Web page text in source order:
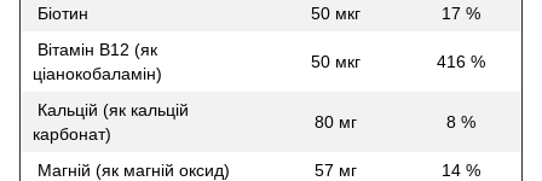
Біотин
50 мкг
17 %
Вітамін В12 (як
ціанокобаламін)
50 мкг 416 %
Кальцій (як кальцій
карбонат)
80 мг 8 %
Магній (як магній оксид) 57 мг
14 %